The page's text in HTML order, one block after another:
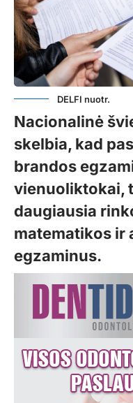
DELFI nuotr.
Nacionalinė
skelbia, kad
brandos
vienuoliktokai,
daugiausia
matematikos ir
egzaminus.